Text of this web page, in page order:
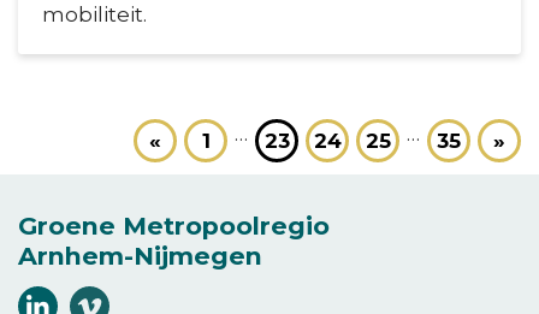
mobiliteit.
« 1 … 23 24 25 … 35 »
Groene Metropoolregio
Arnhem-Nijmegen
Volg